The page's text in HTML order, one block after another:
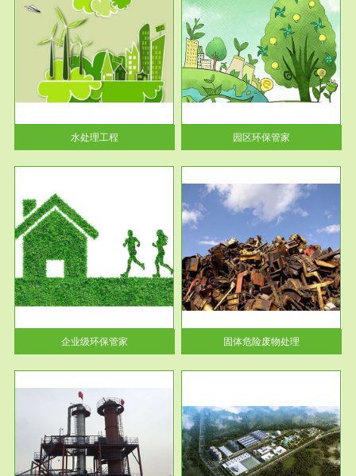
水处理工程
服务范围
园区环保管家
2016 年 4 月，环保部下发《关
于积极发挥环境保护作用促进供
给侧结...
园区环保管家
企业级环保管家
服务范围
固体危险废物处理
固体废物解释：固体废物是指人
们在生产建设、日常生活和其他
活动中...
固体危险废物处理
服务范围
市政固废处理